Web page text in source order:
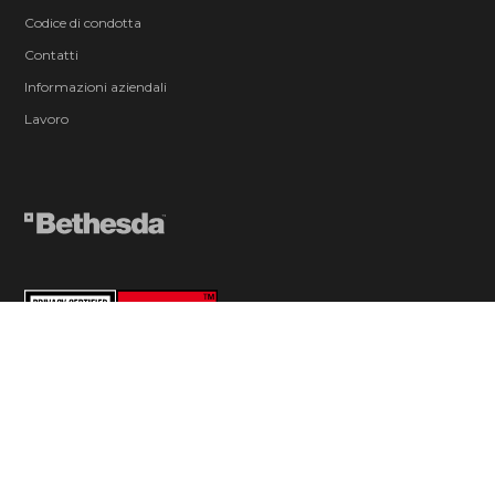
Codice di condotta
Contatti
Informazioni aziendali
Lavoro